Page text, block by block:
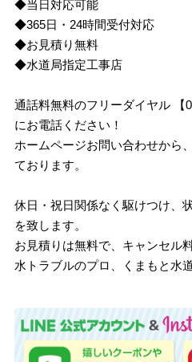
◆当日対応可能
◆365日・24時間受付対応
◆お見積り無料
◆水道局指定工事店
通話料無料のフリーダイヤル 【
にお電話ください！
ホームページお問い合わせから
ております。
休日・祝日関係なく駆けつけ、
を致します。
お見積りは無料で、キャンセル
水トラブルのプロ、くまもと水